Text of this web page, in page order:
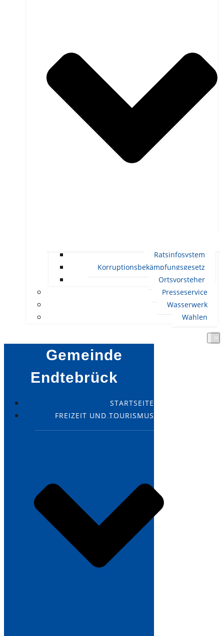
Ratsinfosystem
Korruptionsbekämpfungsgesetz
Ortsvorsteher
Presseservice
Wasserwerk
Wahlen
Gemeinde
Endtebrück
STARTSEITE
FREIZEIT UND TOURISMUS